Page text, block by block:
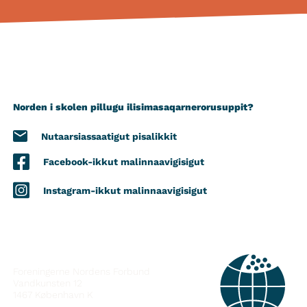
Norden i skolen pillugu ilisimasaqarnerorusuppit?
Nutaarsiassaatigut pisalikkit
Facebook-ikkut malinnaavigisigut
Instagram-ikkut malinnaavigisigut